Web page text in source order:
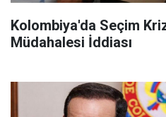
Kolombiya'da Seçim
Müdahalesi İddiası